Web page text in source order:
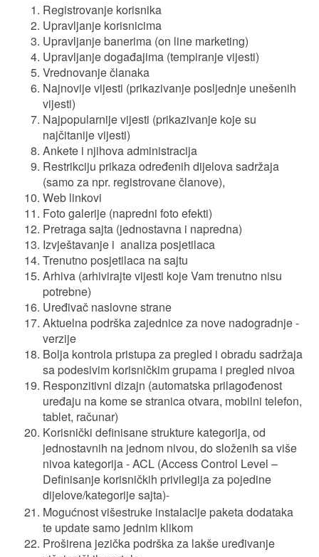
Registrovanje korisnika
Upravljanje korisnicima
Upravljanje banerima (on line marketing)
Upravljanje događajima (tempiranje vijesti)
Vrednovanje članaka
Najnovije vijesti (prikazivanje posljednje unešenih
vijesti)
Najpopularnije vijesti (prikazivanje koje su
najčitanije vijesti)
Ankete i njihova administracija
Restrikciju prikaza određenih dijelova sadržaja
(samo za npr. registrovane članove),
Web linkovi
Foto galerije (napredni foto efekti)
Pretraga sajta (jednostavna i napredna)
Izvještavanje i analiza posjetilaca
Trenutno posjetilaca na sajtu
Arhiva (arhivirajte vijesti koje Vam trenutno nisu
potrebne)
Uređivač naslovne strane
Aktuelna podrška zajednice za nove nadogradnje -
verzije
Bolja kontrola pristupa za pregled i obradu sadržaja
sa podesivim korisničkim grupama i pregled nivoa
Responzitivni dizajn (automatska prilagođenost
uređaju na kome se stranica otvara, mobilni telefon,
tablet, računar)
Korisnički definisane strukture kategorija, od
jednostavnih na jednom nivou, do složenih sa više
nivoa kategorija - ACL (Access Control Level –
Definisanje korisničkih privilegija za pojedine
dijelove/kategorije sajta)-
Mogućnost višestruke instalacije paketa dodataka
te update samo jednim klikom
Proširena jezička podrška za lakše uređivanje